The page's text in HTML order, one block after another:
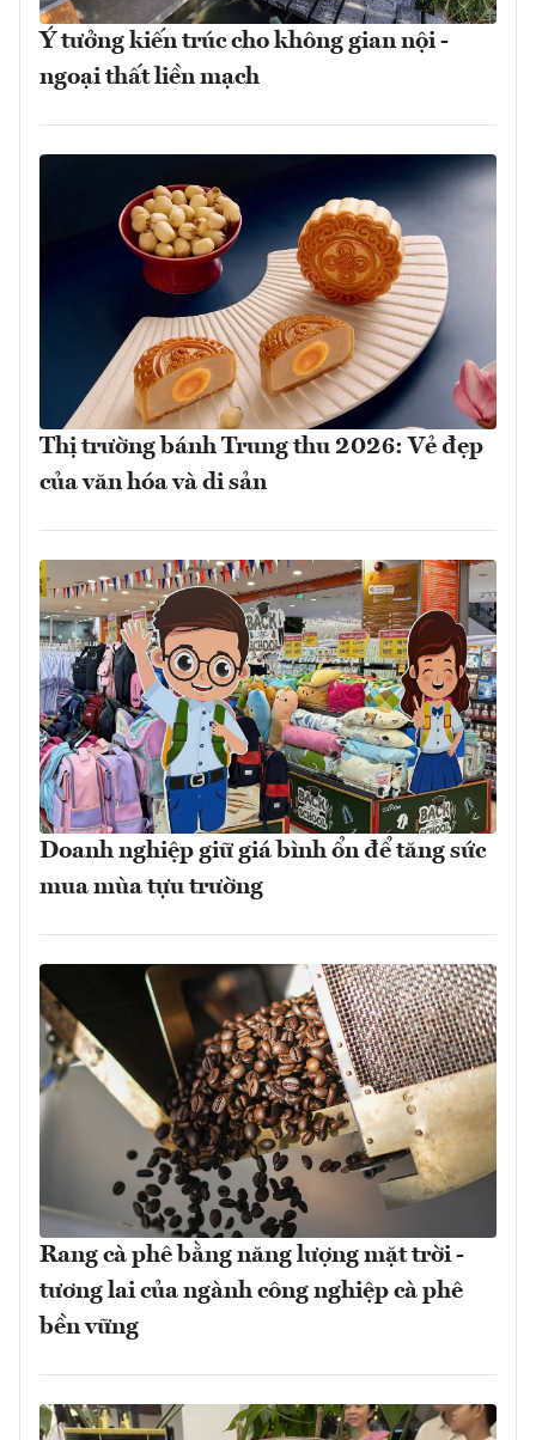
Ý tưởng kiến trúc cho không gian nội -
ngoại thất liền mạch
Thị trường bánh Trung thu 2026: Vẻ đẹp
của văn hóa và di sản
Doanh nghiệp giữ giá bình ổn để tăng sức
mua mùa tựu trường
Rang cà phê bằng năng lượng mặt trời -
tương lai của ngành công nghiệp cà phê
bền vững